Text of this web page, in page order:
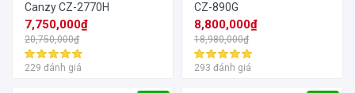
Canzy CZ-2770H
7,750,000₫
20,750,000₫
229 đánh giá
CZ-890G
8,800,000₫
18,980,000₫
293 đánh giá